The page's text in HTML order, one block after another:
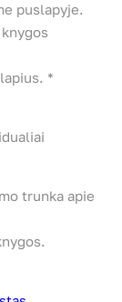
puslapyje.
*
trunka apie